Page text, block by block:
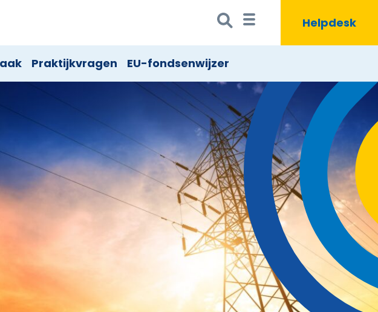
Zoeken
naar:
Zoekbutton Helpdesk
Praktijkvragen EU-fondsenwijzer